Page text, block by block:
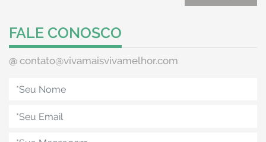
FALE CONOSCO
@ contato@vivamaisvivamelhor.com